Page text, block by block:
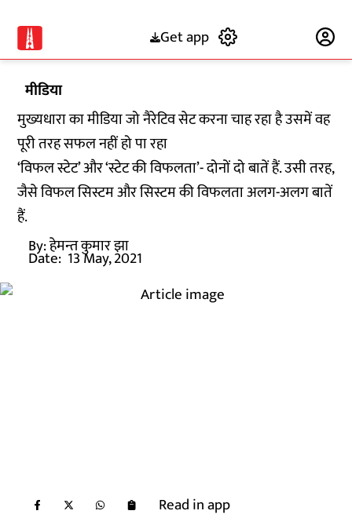
Get app
मीडिया
मुख्यधारा का मीडिया जो नैरेटिव सेट करना चाह रहा है उसमें वह
पूरी तरह सफल नहीं हो पा रहा
‘विफल स्टेट’ और ‘स्टेट की विफलता’- दोनों दो बातें हैं. उसी तरह,
जैसे विफल सिस्टम और सिस्टम की विफलता अलग-अलग बातें
हैं.
By:हेमन्त कुमार झा
Date: 13 May, 2021
Read in app